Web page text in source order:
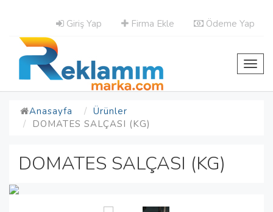
Giriş Yap Firma Ekle Ödeme Yap
Anasayfa
Ürünler
DOMATES SALÇASI (KG)
DOMATES SALÇASI (KG)